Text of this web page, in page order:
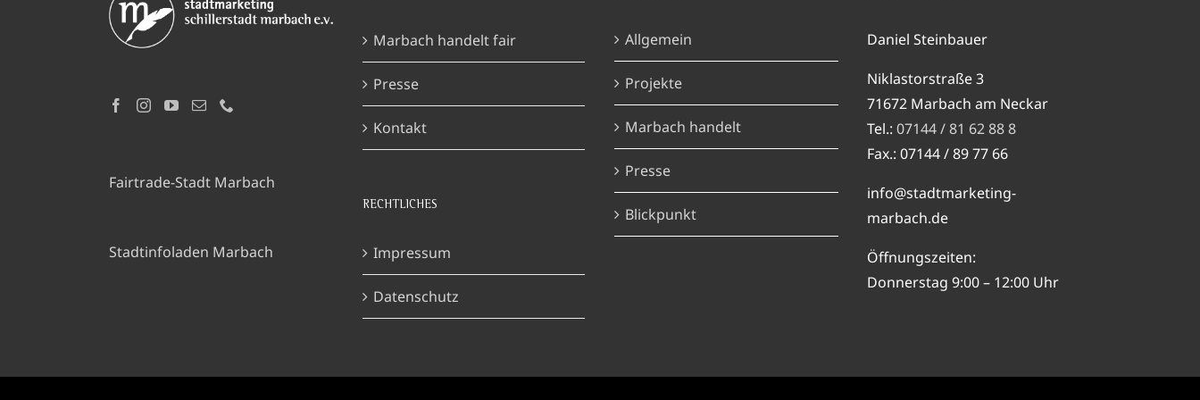
Fairtrade-Stadt Marbach
Stadtinfoladen Marbach
Marbach handelt fair
Presse
Kontakt
RECHTLICHES
Impressum
Datenschutz
Allgemein
Projekte
Marbach handelt
Presse
Blickpunkt
Daniel Steinbauer
Niklastorstraße 3
71672 Marbach am Neckar
Tel.: 07144 / 81 62 88 8
Fax.: 07144 / 89 77 66
info@stadtmarketing-
marbach.de
Öffnungszeiten:
Donnerstag 9:00 – 12:00 Uhr